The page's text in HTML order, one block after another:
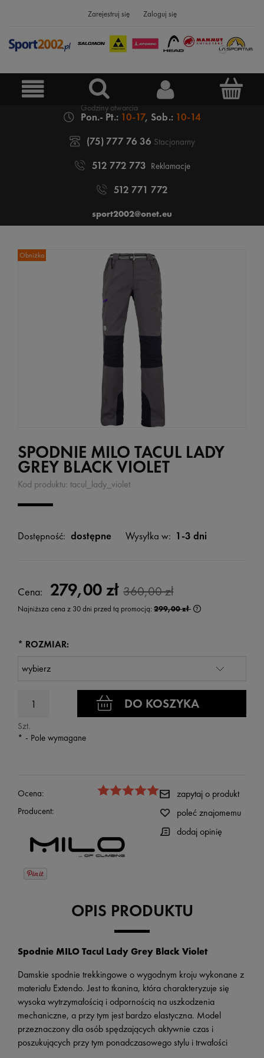
Zarejestruj się Zaloguj się
Pon.- Pt.: 10-17, Sob.: 10-14
(75) 777 76 36 Stacjonarny
512 772 773 Reklamacje
512 771 772
sport2002@onet.eu
Obniżka
SPODNIE MILO TACUL LADY
GREY BLACK VIOLET
Kod produktu: tacul_lady_violet
Dostępność: dostępne Wysyłka w: 1-3 dni
Cena: 279,00 zł 360,00 zł
Najniższa cena z 30 dni przed tą promocją: 299,00 zł
* ROZMIAR:
Szt.
DO KOSZYKA
* - Pole wymagane
Ocena:
Producent:
zapytaj o produkt
poleć znajomemu
dodaj opinię
OPIS PRODUKTU
Spodnie MILO Tacul Lady Grey Black Violet
Damskie spodnie trekkingowe o wygodnym kroju wykonane z
materiału Extendo. Jest to tkanina, która charakteryzuje się
wysoka wytrzymałością i odpornością na uszkodzenia
mechaniczne, a przy tym jest bardzo elastyczna. Model
przeznaczony dla osób spędzających aktywnie czas i
poszukujących przy tym ponadczasowego stylu i trwałości